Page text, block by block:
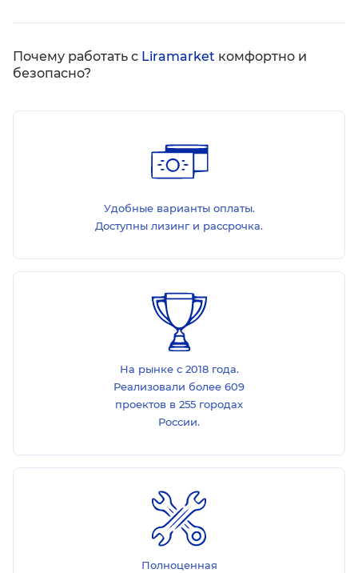
Почему работать с Liramarket комфортно и
безопасно?
Удобные варианты оплаты.
Доступны лизинг и рассрочка.
На рынке с 2018 года.
Реализовали более 609
проектов в 255 городах
России.
Полноценная